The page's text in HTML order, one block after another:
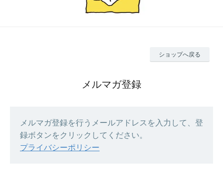
ショップへ戻る
メルマガ登録
メルマガ登録を行うメールアドレスを入力して、登
録ボタンをクリックしてください。
プライバシーポリシー